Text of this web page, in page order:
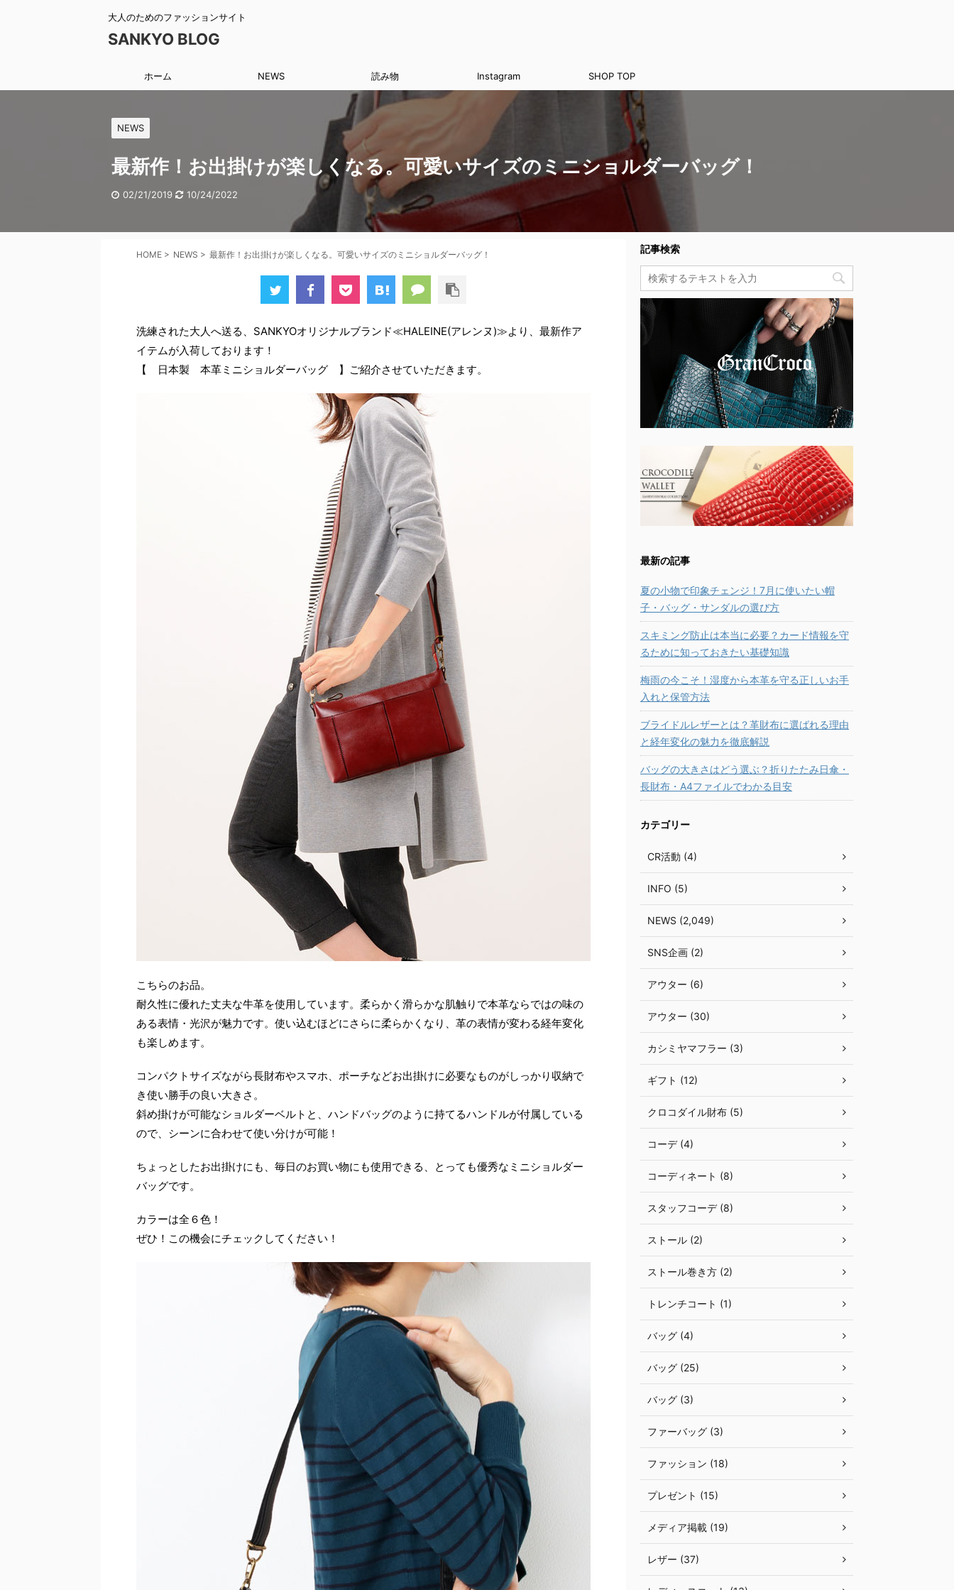
大人のためのファッションサイト
SANKYO BLOG
ホーム NEWS 読み物 Instagram SHOP TOP
NEWS
最新作！お出掛けが楽しくなる。可愛いサイズのミニショルダーバッグ！
02/21/2019 10/24/2022
HOME > NEWS > 最新作！お出掛けが楽しくなる。可愛いサイズのミニショルダーバッグ！
洗練された大人へ送る、SANKYOオリジナルブランド≪HALEINE(アレンヌ)≫より、最新作ア
イテムが入荷しております！
【 日本製 本革ミニショルダーバッグ 】ご紹介させていただきます。
こちらのお品。
耐久性に優れた丈夫な牛革を使用しています。柔らかく滑らかな肌触りで本革ならではの味の
ある表情・光沢が魅力です。使い込むほどにさらに柔らかくなり、革の表情が変わる経年変化
も楽しめます。
コンパクトサイズながら長財布やスマホ、ポーチなどお出掛けに必要なものがしっかり収納で
き使い勝手の良い大きさ。
斜め掛けが可能なショルダーベルトと、ハンドバッグのように持てるハンドルが付属している
ので、シーンに合わせて使い分けが可能！
ちょっとしたお出掛けにも、毎日のお買い物にも使用できる、とっても優秀なミニショルダー
バッグです。
カラーは全６色！
ぜひ！この機会にチェックしてください！
記事検索
最新の記事
夏の小物で印象チェンジ！7月に使いたい帽
子・バッグ・サンダルの選び方
スキミング防止は本当に必要？カード情報を守
るために知っておきたい基礎知識
梅雨の今こそ！湿度から本革を守る正しいお手
入れと保管方法
ブライドルレザーとは？革財布に選ばれる理由
と経年変化の魅力を徹底解説
バッグの大きさはどう選ぶ？折りたたみ日傘・
長財布・A4ファイルでわかる目安
カテゴリー
CR活動 (4)
INFO (5)
NEWS (2,049)
SNS企画 (2)
アウター (6)
アウター (30)
カシミヤマフラー (3)
ギフト (12)
クロコダイル財布 (5)
コーデ (4)
コーディネート (8)
スタッフコーデ (8)
ストール (2)
ストール巻き方 (2)
トレンチコート (1)
バッグ (4)
バッグ (25)
バッグ (3)
ファーバッグ (3)
ファッション (18)
プレゼント (15)
メディア掲載 (19)
レザー (37)